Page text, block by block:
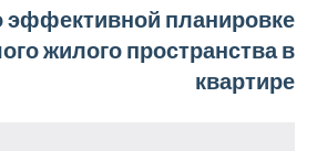
эффективной планировке
жилого пространства в
квартире